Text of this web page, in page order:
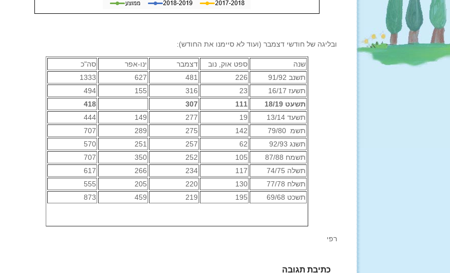
ובליגה של חודשי דצמבר (ועוד לא סיימנו את החודש):
שנה ספט אוק, נוב דצמבר ינו-אפר
סה"כ
תשנב 91/92
226
481
627
1333
תשעז 16/17
23
316
155
494
תשעט 18/19
111
307
418
תשעד 13/14
19
277
149
444
תשמ 79/80
142
275
289
707
תשנג 92/93
62
257
251
570
תשמח 87/88
105
252
350
707
תשלה 74/75
117
234
266
617
תשלח 77/78
130
220
205
555
תשכט 69/68
195
219
459
873
רפי
כתיבת תגובה